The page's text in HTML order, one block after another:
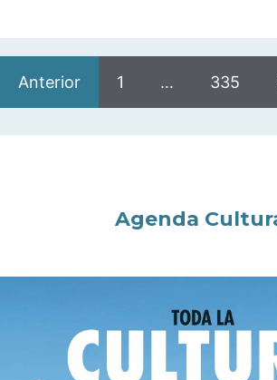
Anterior 1 … 335
Agenda